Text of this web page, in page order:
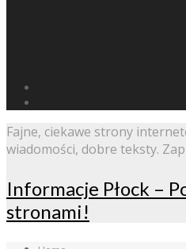
Fajne, ciekawe strony
wiadomości, dobre teksty.
Informacje Płock –
stronami!